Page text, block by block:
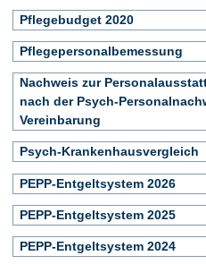
Pflegebudget 2020
Pflegepersonalbemessung
Nachweis zur
nach der Psych-
Vereinbarung
Psych-Krankenhausvergleich
PEPP-Entgeltsystem 2026
PEPP-Entgeltsystem 2025
PEPP-Entgeltsystem 2024